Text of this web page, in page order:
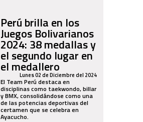
Perú brilla en los
Juegos Bolivarianos
2024: 38 medallas y
el segundo lugar en
el medallero
Lunes 02 de Diciembre del 2024
El Team Perú destaca en
disciplinas como taekwondo, billar
y BMX, consolidándose como una
de las potencias deportivas del
certamen que se celebra en
Ayacucho.